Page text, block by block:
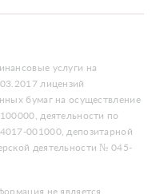
услуги на
лицензий
бумаг на осуществление
деятельности по
001000, депозитарной
деятельности № 045-
не является